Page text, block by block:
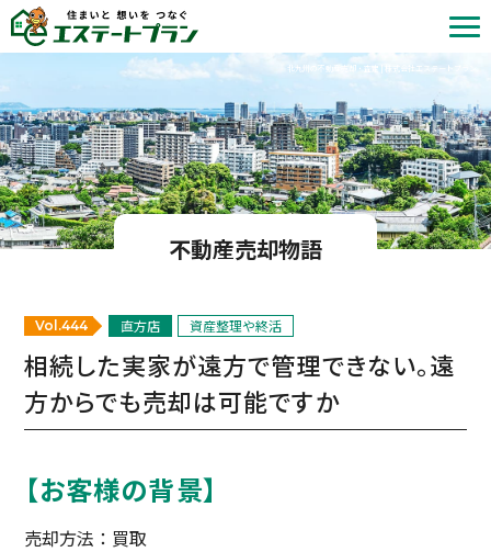
北九州の不動産売却・査定 | 株式会社エステートプラン
不動産売却物語
Vol.444 直方店 資産整理や終活
相続した実家が遠方で管理できない。遠
方からでも売却は可能ですか
【お客様の背景】
売却方法：買取